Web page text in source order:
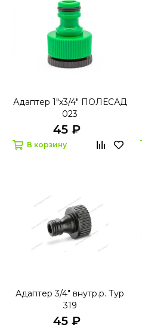
Адаптер 1"х3/4" ПОЛЕСАД
023
45 ₽
В корзину
Адаптер 3/4" внутр.р. Тур
319
45 ₽